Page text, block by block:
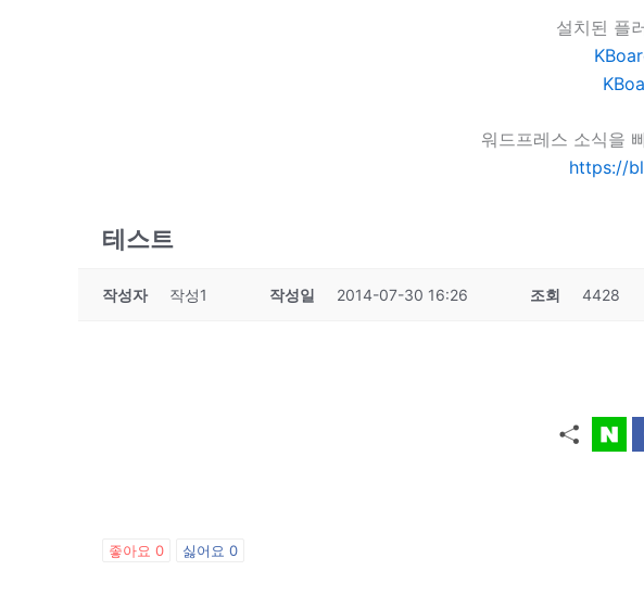
설치된 플
워드프레스 소식을
https://
테스트
작성자 작성1 작성일 2014-07-30 16:26 조회 4428
좋아요 0 싫어요 0